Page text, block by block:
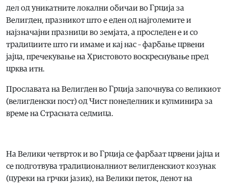
дел од уникатните локални обичаи во Грција за
Велигден, празникот што е еден од најголемите и
најзначајни празници во земјата, а проследен е и со
традициите што ги имаме и кај нас – фарбање црвени
јајца, пречекување на Христовото воскреснување пред
црква итн.
Прославата на Велигден во Грција започнува со великиот
(велигденски пост) од Чист понеделник и кулминира за
време на Страсната седмица.
На Велики четврток и во Грција се фарбаат црвени јајца и
се подготвува традиционалниот велигденскиот козунак
(цуреки на грчки јазик), на Велики петок, денот на